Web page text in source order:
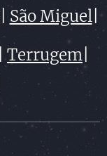
São Miguel|
|Terrugem